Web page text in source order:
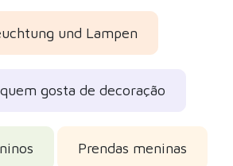
und Lampen
gosta de decoração
Prendas meninas